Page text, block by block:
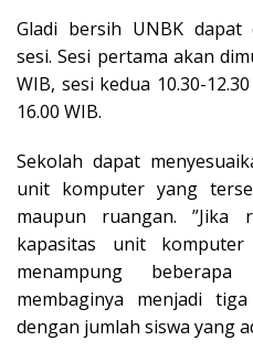
Gladi bersih UNBK dapat
sesi. Sesi pertama akan
WIB, sesi kedua 10.30-
16.00 WIB.
Sekolah dapat
unit komputer yang
maupun ruangan.
kapasitas unit
menampung
membaginya menjadi
dengan jumlah siswa yang